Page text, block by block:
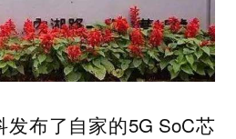
发布了自家的5G SoC芯